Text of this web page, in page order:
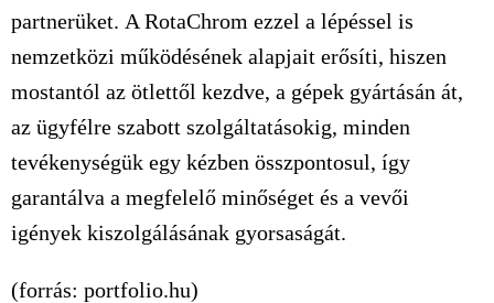
partnerüket. A RotaChrom ezzel a lépéssel is
nemzetközi működésének alapjait erősíti, hiszen
mostantól az ötlettől kezdve, a gépek gyártásán át,
az ügyfélre szabott szolgáltatásokig, minden
tevékenységük egy kézben összpontosul, így
garantálva a megfelelő minőséget és a vevői
igények kiszolgálásának gyorsaságát.
(forrás: portfolio.hu)